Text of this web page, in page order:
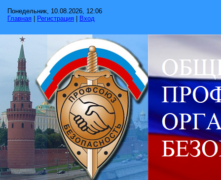
Понедельник, 10.08.2026, 12:06
Главная
Регистрация Вход